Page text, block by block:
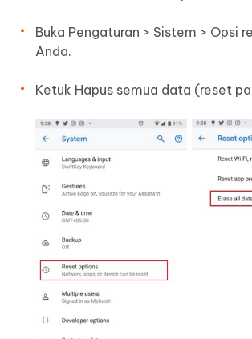
Buka Pengaturan > Sistem > Opsi
Anda.
Ketuk Hapus semua data (reset